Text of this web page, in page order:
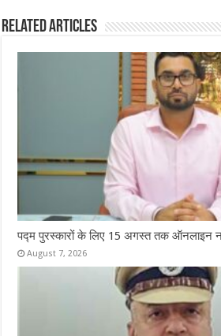
k
Related Articles
पद्म पुरस्कारों के लिए 15 अगस्त तक ऑनलाइन
August 7, 2026